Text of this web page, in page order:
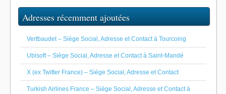
Adresses récemment ajoutées
Vertbaudet – Siège Social, Adresse et Contact à Tourcoing
Ubisoft – Siège Social, Adresse et Contact à Saint-Mandé
X (ex Twitter France) – Siège Social, Adresse et Contact
Turkish Airlines France – Siège Social, Adresse et Contact à